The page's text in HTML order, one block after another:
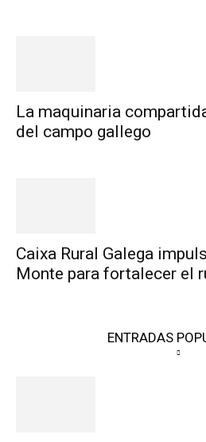
La maquinaria
del campo gallego
Caixa Rural Galega
Monte para fortalecer el
ENTRADAS